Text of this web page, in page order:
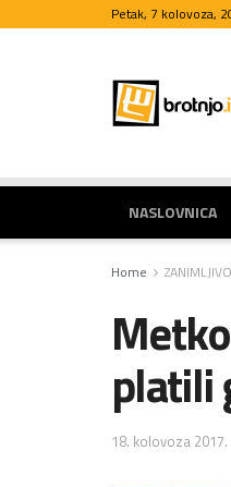
Petak, 7 kolovoza,
NASLOVNICA
Home
platili
18. kolovoza 2017.